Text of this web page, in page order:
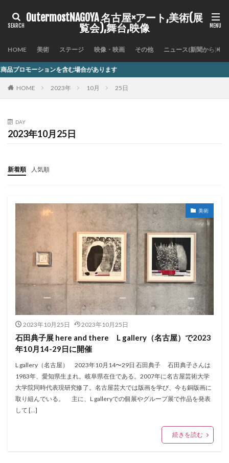
OutermostNAGOYA 名古屋×アート,美術(展
覧会),舞台,映像
HOME 美術 ステージ 映像・映画 その他 ニュース(新聞から)
含む場合があります
HOME 2023年 10月 25日
DAY
2023年10月25日
新着順 人気順
美術
2023年10月25日 2023年10月25日
石田典子展 here and there L gallery（名古屋）で2023
年10月14-29日に開催
L gallery（名古屋） 2023年10月14〜29日 石田典子 石田典子さんは
1983年、愛知県生まれ。岐阜県在住である。2007年に名古屋芸術大学
大学院同時代表現研究修了。名古屋芸大では版画を学び、今も銅版画に
取り組んでいる。 主に、L galleryでの個展やグループ展で作品を発表
して […]
続きを読む